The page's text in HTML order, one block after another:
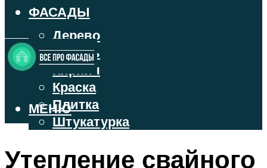
ФАСАДЫ
Дерево
Камень
Кирпич
Краска
Плитка
Штукатурка
ВЕНТИЛИРУЕМЫЕ ФАСАДЫ
МЕНЮ
Утепление свайного